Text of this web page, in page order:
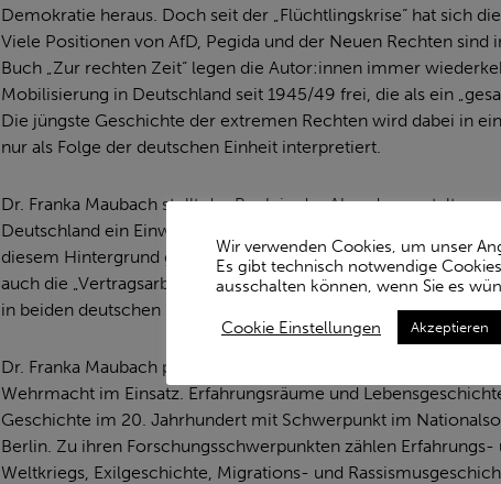
Demokratie heraus. Doch seit der „Flüchtlingskrise“ hat sich
Viele Positionen von AfD, Pegida und der Neuen Rechten
Buch „Zur rechten Zeit“ legen die Autor:innen immer
Mobilisierung in Deutschland seit 1945/49 frei, die als ein
Die jüngste Geschichte der extremen Rechten wird dabei in
nur als Folge der deutschen Einheit interpretiert.
Dr. Franka Maubach stellt das Buch in der Abendveranstaltung
Deutschland ein Einwanderungsland wurde und warum
diesem Hintergrund geht sie einerseits auf die Geschichte
auch die „Vertragsarbeit“ in der DDR. Außerdem betrachtet
in beiden deutschen Staaten und spricht für die Zeit nach
Dr. Franka Maubach promovierte 2007 an der FSU Jena mit
Wehrmacht im Einsatz. Erfahrungsräume und
Geschichte im 20. Jahrhundert mit Schwerpunkt im
Berlin. Zu ihren Forschungsschwerpunkten zählen
Weltkriegs, Exilgeschichte, Migrations- und
Wir verwenden Cookies, um unser
Es gibt technisch notwendige
ausschalten können, wenn Sie es
Cookie Einstellungen Akzeptieren